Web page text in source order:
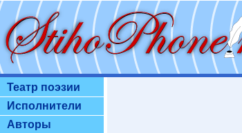
Театр поэзии
Исполнители
Авторы